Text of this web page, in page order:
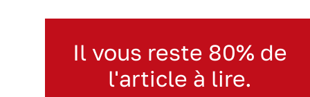
Il vous reste 80% de
l'article à lire.